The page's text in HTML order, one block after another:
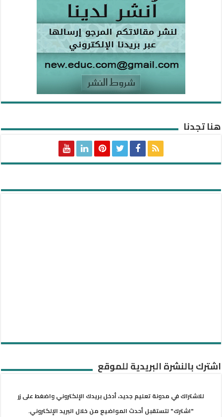
هنا تجدنا
اشترك بالنشرة البريدية للموقع
للاشتراك في مدونة تعليم جديد، أدخل بريدك الإلكتروني واضغط على زر
"اشترك" لتستقبل أحدث المواضيع من خلال البريد الإلكتروني.